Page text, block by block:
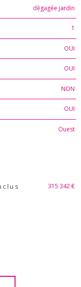
dégagée jardin
1
OUI
OUI
NON
OUI
Ouest
315 342 €